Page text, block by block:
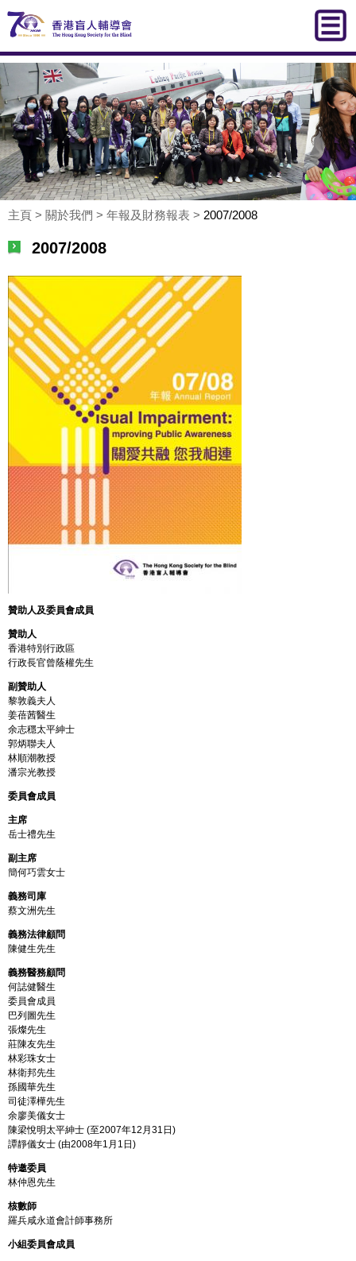
主頁 > 關於我們 > 年報及財務報表 > 2007/2008
2007/2008
贊助人及委員會成員
贊助人
香港特別行政區
行政長官曾蔭權先生
副贊助人
黎敦義夫人
姜蓓茜醫生
余志穩太平紳士
郭炳聯夫人
林順潮教授
潘宗光教授
委員會成員
主席
岳士禮先生
副主席
簡何巧雲女士
義務司庫
蔡文洲先生
義務法律顧問
陳健生先生
義務醫務顧問
何誌健醫生
委員會成員
巴列圖先生
張燦先生
莊陳友先生
林彩珠女士
林衛邦先生
孫國華先生
司徒澤樺先生
余廖美儀女士
陳梁悅明太平紳士 (至2007年12月31日)
譚靜儀女士 (由2008年1月1日)
特邀委員
林仲恩先生
核數師
羅兵咸永道會計師事務所
小組委員會成員